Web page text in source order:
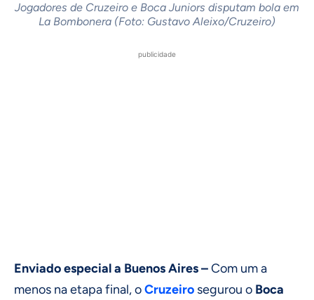
Jogadores de Cruzeiro e Boca Juniors disputam bola em
La Bombonera (Foto: Gustavo Aleixo/Cruzeiro)
publicidade
Enviado especial a Buenos Aires –Com um a
menos na etapa final, oCruzeiro segurou o Boca